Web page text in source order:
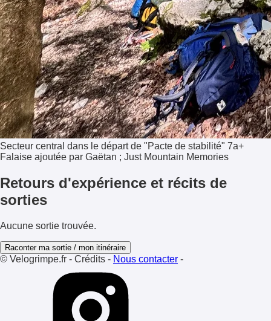
Secteur central dans le départ de "Pacte de stabilité" 7a+
Falaise ajoutée par Gaëtan ; Just Mountain Memories
Retours d'expérience et récits de
sorties
Aucune sortie trouvée.
Raconter ma sortie / mon itinéraire
© Velogrimpe.fr - Crédits - Nous contacter -